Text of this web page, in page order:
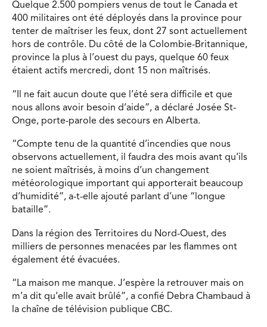
Quelque 2.500 pompiers venus de tout le Canada et
400 militaires ont été déployés dans la province pour
tenter de maîtriser les feux, dont 27 sont actuellement
hors de contrôle. Du côté de la Colombie-Britannique,
province la plus à l’ouest du pays, quelque 60 feux
étaient actifs mercredi, dont 15 non maîtrisés.
“Il ne fait aucun doute que l’été sera difficile et que
nous allons avoir besoin d’aide”, a déclaré Josée St-
Onge, porte-parole des secours en Alberta.
“Compte tenu de la quantité d’incendies que nous
observons actuellement, il faudra des mois avant qu’ils
ne soient maîtrisés, à moins d’un changement
météorologique important qui apporterait beaucoup
d’humidité”, a-t-elle ajouté parlant d’une “longue
bataille”.
Dans la région des Territoires du Nord-Ouest, des
milliers de personnes menacées par les flammes ont
également été évacuées.
“La maison me manque. J’espère la retrouver mais on
m’a dit qu’elle avait brûlé”, a confié Debra Chambaud à
la chaîne de télévision publique CBC.